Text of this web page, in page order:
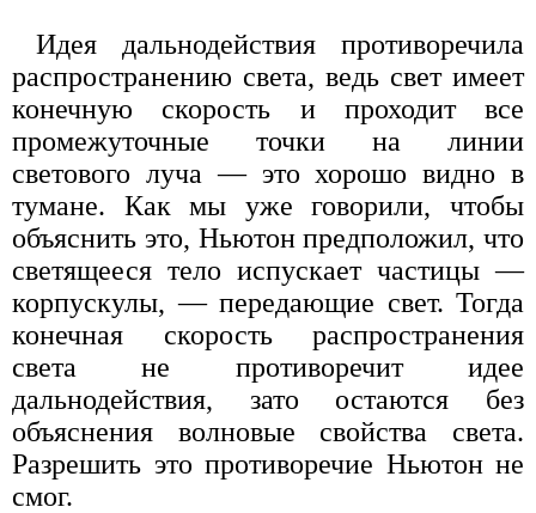
Идея дальнодействия противоречила
распространению света, ведь свет имеет
конечную скорость и проходит все
промежуточные точки на линии
светового луча — это хорошо видно в
тумане. Как мы уже говорили, чтобы
объяснить это, Ньютон предположил, что
светящееся тело испускает частицы —
корпускулы, — передающие свет. Тогда
конечная скорость распространения
света не противоречит идее
дальнодействия, зато остаются без
объяснения волновые свойства света.
Разрешить это противоречие Ньютон не
смог.